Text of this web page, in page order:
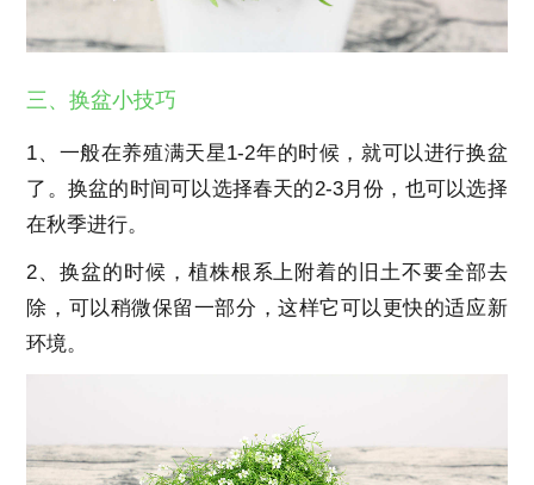
三、换盆小技巧
1、一般在养殖满天星1-2年的时候，就可以进行换盆
了。换盆的时间可以选择春天的2-3月份，也可以选择
在秋季进行。
2、换盆的时候，植株根系上附着的旧土不要全部去
除，可以稍微保留一部分，这样它可以更快的适应新
环境。